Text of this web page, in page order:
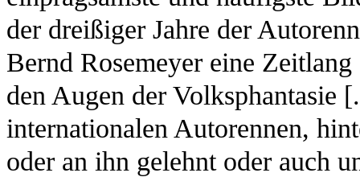
der dreißiger Jahre der
Bernd Rosemeyer eine
den Augen der Volksphantasie
internationalen Autorennen,
oder an ihn gelehnt oder auch